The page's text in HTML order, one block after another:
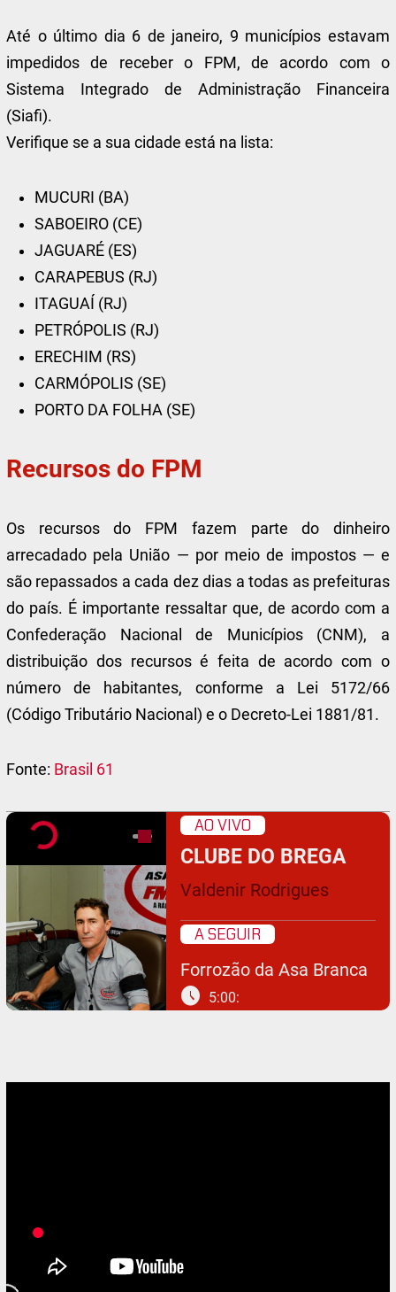
Até o último dia 6 de janeiro, 9 municípios estavam
impedidos de receber o FPM, de acordo com o
Sistema Integrado de Administração Financeira
(Siafi).
Verifique se a sua cidade está na lista:
MUCURI (BA)
SABOEIRO (CE)
JAGUARÉ (ES)
CARAPEBUS (RJ)
ITAGUAÍ (RJ)
PETRÓPOLIS (RJ)
ERECHIM (RS)
CARMÓPOLIS (SE)
PORTO DA FOLHA (SE)
Recursos do FPM
Os recursos do FPM fazem parte do dinheiro
arrecadado pela União — por meio de impostos — e
são repassados a cada dez dias a todas as prefeituras
do país. É importante ressaltar que, de acordo com a
Confederação Nacional de Municípios (CNM), a
distribuição dos recursos é feita de acordo com o
número de habitantes, conforme a Lei 5172/66
(Código Tributário Nacional) e o Decreto-Lei 1881/81.
Fonte: Brasil 61
AO VIVO
CLUBE DO BREGA
Valdenir Rodrigues
A SEGUIR
Forrozão da Asa Branca
schedule 5:00: